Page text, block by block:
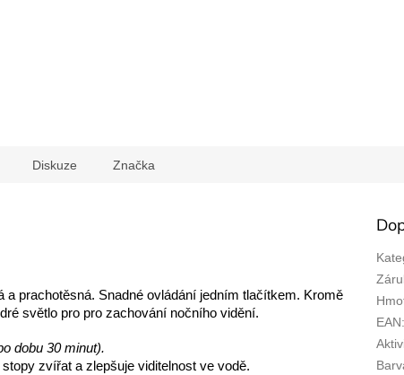
Diskuze Značka
a prachotěsná. Snadné ovládání jedním tlačítkem. Kromě
světlo pro pro zachování nočního vidění.
dobu 30 minut).
zvířat a zlepšuje viditelnost ve vodě.
EAN: